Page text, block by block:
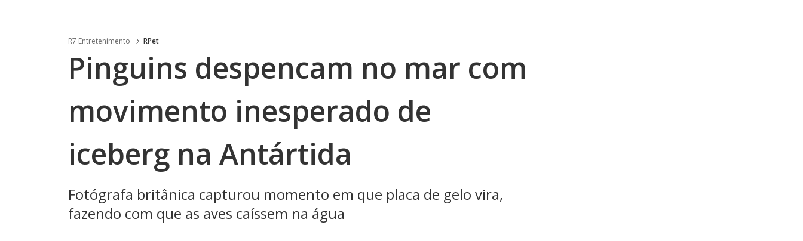
R7 Entretenimento RPet
Pinguins despencam no mar com
movimento inesperado de
iceberg na Antártida
Fotógrafa britânica capturou momento em que placa de gelo vira,
fazendo com que as aves caíssem na água